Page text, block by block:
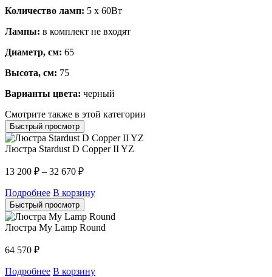
Количество ламп: 5 x 60Вт
Лампы: в комплект не входят
Диаметр, см: 65
Высота, см: 75
Варианты цвета: черный
Смотрите также в этой категории
Быстрый просмотр
Люстра Stardust D Copper II YZ
13 200 ₽ – 32 670 ₽
Подробнее В корзину
Быстрый просмотр
Люстра My Lamp Round
64 570 ₽
Подробнее В корзину